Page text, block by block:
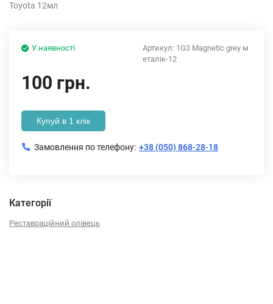
Toyota 12мл
Артикул: 1G3 Magnetic grey м
еталік-12
У наявності
100 грн.
Купуй в 1 клік
Замовлення по телефону: +38 (050) 868-28-18
Категорії
Реставраційний олівець